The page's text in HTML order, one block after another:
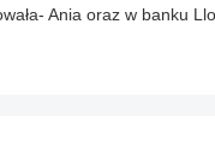
Ania oraz w banku